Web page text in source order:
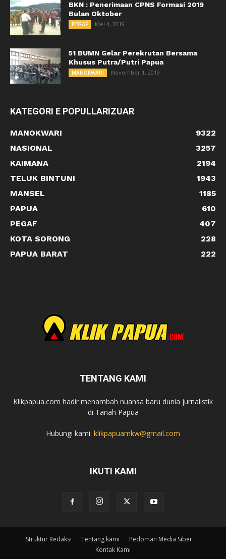
BKN : Penerimaan CPNS Formasi 2019
Bulan Oktober
PEGAF Mei 4, 2019
51 BUMN Gelar Perekrutan Bersama
Khusus Putra/Putri Papua
MANOKWARI November 1, 2019
KATEGORI E POPULLARIZUAR
MANOKWARI
9322
NASIONAL
3257
KAIMANA
2194
TELUK BINTUNI
1943
MANSEL
1185
PAPUA
610
PEGAF
407
KOTA SORONG
228
PAPUA BARAT
222
TENTANG KAMI
Klikpapua.com hadir menambah nuansa baru dunia jurnalistik
di Tanah Papua
Hubungi kami: klikpapuamkw@gmail.com
IKUTI KAMI
Struktur Redaksi Tentang kami
Pedoman Media Siber
Kontak Kami